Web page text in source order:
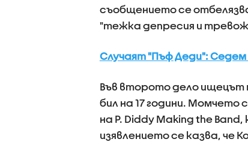
съобщението се
"тежка депресия и
Случаят "Пъф Деди":
Във второто дело ищецът
бил на 17 години. Момчето
на P. Diddy Making the
изявлението се казва, че